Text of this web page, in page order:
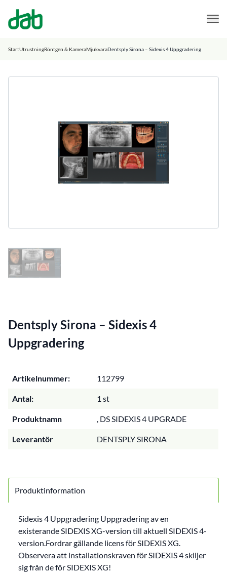
DAB Dental
StartUtrustningRöntgen & KameraMjukvaraDentsply Sirona – Sidexis 4 Uppgradering
Dentsply Sirona – Sidexis 4
Uppgradering
Artikelnummer: 112799
Antal: 1 st
Produktnamn , DS SIDEXIS 4 UPGRADE
Leverantör DENTSPLY SIRONA
Produktinformation
Sidexis 4 Uppgradering Uppgradering av en
existerande SIDEXIS XG-version till aktuell SIDEXIS 4-
version.Fordrar gällande licens för SIDEXIS XG.
Observera att installationskraven för SIDEXIS 4 skiljer
sig från de för SIDEXIS XG!